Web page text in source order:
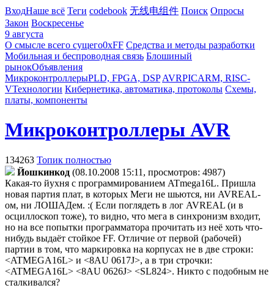
ВходНаше всё Теги codebook 无线电组件 Поиск Опросы
Закон Воскресенье
9 августа
О смысле всего сущего0xFF Средства и методы разработки
Мобильная и беспроводная связь Блошиный
рынокОбъявления
МикроконтроллерыPLD, FPGA, DSP AVRPICARM, RISC-
VТехнологии Кибернетика, автоматика, протоколы Схемы,
платы, компоненты
Микроконтроллеры AVR
134263 Топик полностью
Йошкинкод (08.10.2008 15:11, просмотров: 4987)
Какая-то йухня с программированием ATmega16L. Пришла
новая партия плат, в которых Меги не шьются, ни AVREAL-
ом, ни ЛОШАДем. :( Если поглядеть в лог AVREAL (и в
осциллоскоп тоже), то видно, что мега в синхронизм входит,
но на все попытки программатора прочитать из неё хоть что-
нибудь выдаёт стойкое FF. Отличие от первой (рабочей)
партии в том, что маркировка на корпусах не в две строки:
<ATMEGA16L> и <8AU 0617J>, а в три строчки:
<ATMEGA16L> <8AU 0626J> <SL824>. Никто с подобным не
сталкивался?